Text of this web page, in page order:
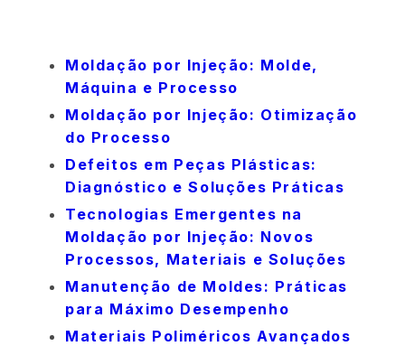
Moldação por Injeção: Molde,
Máquina e Processo
Moldação por Injeção: Otimização
do Processo
Defeitos em Peças Plásticas:
Diagnóstico e Soluções Práticas
Tecnologias Emergentes na
Moldação por Injeção: Novos
Processos, Materiais e Soluções
Manutenção de Moldes: Práticas
para Máximo Desempenho
Materiais Poliméricos Avançados